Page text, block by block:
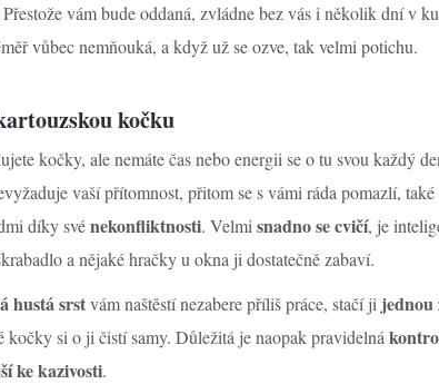
vám bude oddaná, zvládne bez vás i několik dní v
vůbec nemňouká, a když už se ozve, tak velmi potichu.
kočku
kočky, ale nemáte čas nebo energii se o tu svou každý
vaší přítomnost, přitom se s vámi ráda pomazlí,
díky svénekonfliktnosti. Velmi snadno se cvičí, je
a nějaké hračky u okna ji dostatečně zabaví.
hustá srstvám naštěstí nezabere příliš práce, stačí ji jednou
kočky si o ji čistí samy. Důležitá je naopak pravidelná
ke kazivosti.